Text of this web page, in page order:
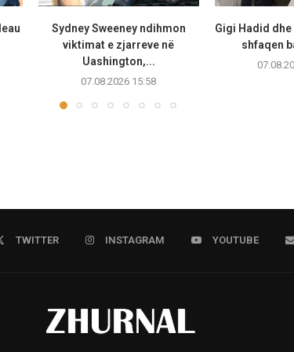
Sydney Sweeney ndihmon
viktimat e zjarreve në
Uashington,...
07.08.2026 15:58
Gigi Hadid
shfaqen
TWITTER INSTAGRAM YOUTUBE